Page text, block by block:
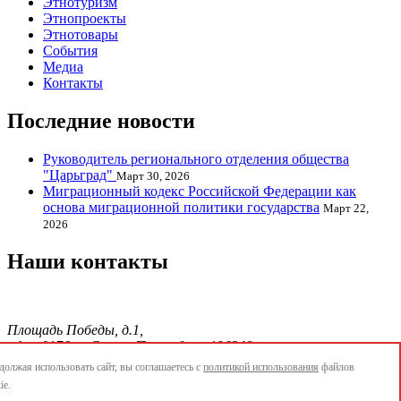
Этнопроекты
Этнотовары
События
Медиа
Контакты
Последние новости
Руководитель регионального отделения общества
"Царьград" Март 30, 2026
Миграционный кодекс Российской Федерации как
основа миграционной политики государства Март 22,
2026
Наши контакты
Площадь Победы, д.1,
офис 0176, г. Санкт-Петербург, 196240
тел./факс.:+7 904 856-09-12;
использовать сайт, вы соглашаетесь с политикой использования файлов